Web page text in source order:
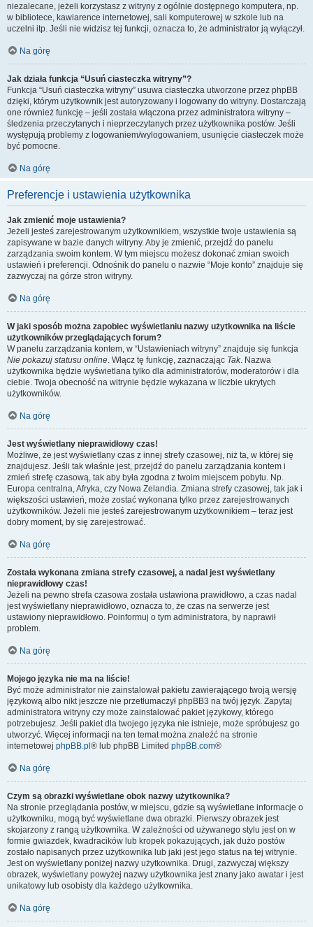
niezalecane, jeżeli korzystasz z witryny z ogólnie dostępnego komputera, np.
w bibliotece, kawiarence internetowej, sali komputerowej w szkole lub na
uczelni itp. Jeśli nie widzisz tej funkcji, oznacza to, że administrator ją wyłączył.
Na górę
Jak działa funkcja “Usuń ciasteczka witryny”?
Funkcja “Usuń ciasteczka witryny” usuwa ciasteczka utworzone przez phpBB
dzięki, którym użytkownik jest autoryzowany i logowany do witryny. Dostarczają
one również funkcję – jeśli została włączona przez administratora witryny –
śledzenia przeczytanych i nieprzeczytanych przez użytkownika postów. Jeśli
występują problemy z logowaniem/wylogowaniem, usunięcie ciasteczek może
być pomocne.
Na górę
Preferencje i ustawienia użytkownika
Jak zmienić moje ustawienia?
Jeżeli jesteś zarejestrowanym użytkownikiem, wszystkie twoje ustawienia są
zapisywane w bazie danych witryny. Aby je zmienić, przejdź do panelu
zarządzania swoim kontem. W tym miejscu możesz dokonać zmian swoich
ustawień i preferencji. Odnośnik do panelu o nazwie “Moje konto” znajduje się
zazwyczaj na górze stron witryny.
Na górę
W jaki sposób można zapobiec wyświetlaniu nazwy użytkownika na liście
użytkowników przeglądających forum?
W panelu zarządzania kontem, w “Ustawieniach witryny” znajduje się funkcja
Nie pokazuj statusu online. Włącz tę funkcję, zaznaczając Tak. Nazwa
użytkownika będzie wyświetlana tylko dla administratorów, moderatorów i dla
ciebie. Twoja obecność na witrynie będzie wykazana w liczbie ukrytych
użytkowników.
Na górę
Jest wyświetlany nieprawidłowy czas!
Możliwe, że jest wyświetlany czas z innej strefy czasowej, niż ta, w której się
znajdujesz. Jeśli tak właśnie jest, przejdź do panelu zarządzania kontem i
zmień strefę czasową, tak aby była zgodna z twoim miejscem pobytu. Np.
Europa centralna, Afryka, czy Nowa Zelandia. Zmiana strefy czasowej, tak jak i
większości ustawień, może zostać wykonana tylko przez zarejestrowanych
użytkowników. Jeżeli nie jesteś zarejestrowanym użytkownikiem – teraz jest
dobry moment, by się zarejestrować.
Na górę
Została wykonana zmiana strefy czasowej, a nadal jest wyświetlany
nieprawidłowy czas!
Jeżeli na pewno strefa czasowa została ustawiona prawidłowo, a czas nadal
jest wyświetlany nieprawidłowo, oznacza to, że czas na serwerze jest
ustawiony nieprawidłowo. Poinformuj o tym administratora, by naprawił
problem.
Na górę
Mojego języka nie ma na liście!
Być może administrator nie zainstalował pakietu zawierającego twoją wersję
językową albo nikt jeszcze nie przetłumaczył phpBB3 na twój język. Zapytaj
administratora witryny czy może zainstalować pakiet językowy, którego
potrzebujesz. Jeśli pakiet dla twojego języka nie istnieje, może spróbujesz go
utworzyć. Więcej informacji na ten temat można znaleźć na stronie
internetowej phpBB.pl ® lub phpBB Limited phpBB.com®
Na górę
Czym są obrazki wyświetlane obok nazwy użytkownika?
Na stronie przeglądania postów, w miejscu, gdzie są wyświetlane informacje o
użytkowniku, mogą być wyświetlane dwa obrazki. Pierwszy obrazek jest
skojarzony z rangą użytkownika. W zależności od używanego stylu jest on w
formie gwiazdek, kwadracików lub kropek pokazujących, jak dużo postów
zostało napisanych przez użytkownika lub jaki jest jego status na tej witrynie.
Jest on wyświetlany poniżej nazwy użytkownika. Drugi, zazwyczaj większy
obrazek, wyświetlany powyżej nazwy użytkownika jest znany jako awatar i jest
unikatowy lub osobisty dla każdego użytkownika.
Na górę